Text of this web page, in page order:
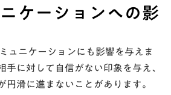
ケーションへの影
ュニケーションにも影響を与えま
に対して自信がない印象を与え、
滑に進まないことがあります。